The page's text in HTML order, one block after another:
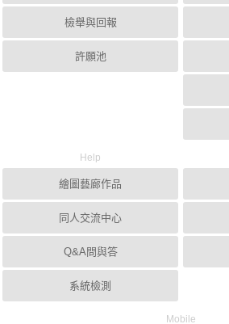
檢舉與回報
許願池
Help
繪圖藝廊作品
同人交流中心
Q&A問與答
系統檢測
Mobile